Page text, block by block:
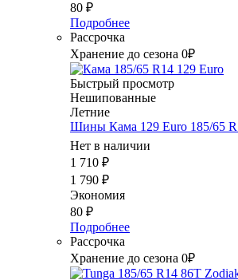
80 ₽
Подробнее
Рассрочка
Хранение до сезона 0₽
Быстрый просмотр
Нешипованные
Летние
Шины Кама 129 Euro 185/65
Нет в наличии
1 710 ₽
1 790 ₽
Экономия
80 ₽
Подробнее
Рассрочка
Хранение до сезона 0₽